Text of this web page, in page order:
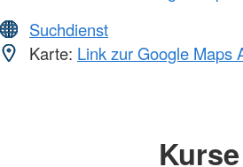
Suchdienst
Karte: Link zur Google Maps
Kurse